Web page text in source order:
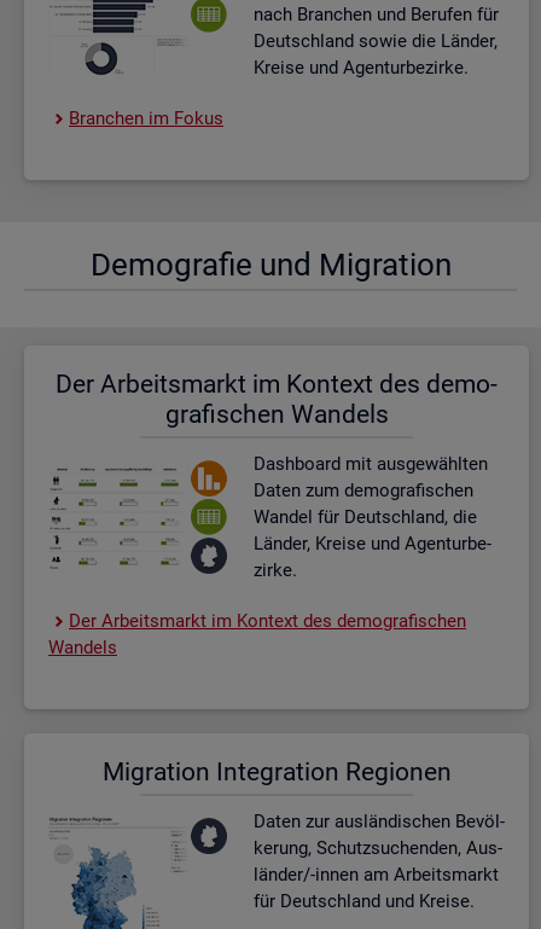
nach Bran­chen und Be­ru­fen für
Deutsch­land sowie die Län­der,
Krei­se und Agen­tur­be­zir­ke.
Bran­chen im Fokus
De­mo­gra­fie und Mi­gra­ti­on
Der Ar­beits­markt im Kon­text des de­mo­
gra­fi­schen Wan­dels
Dash­board mit aus­ge­wähl­ten
Daten zum de­mo­gra­fi­schen
Wan­del für Deutsch­land, die
Län­der, Krei­se und Agen­tur­be­
zir­ke.
Der Ar­beits­markt im Kon­text des de­mo­gra­fi­schen
Wan­dels
Mi­gra­ti­on In­te­gra­ti­on Re­gio­nen
Daten zur aus­län­di­schen Be­völ­
ke­rung, Schutz­su­chen­den, Aus­
län­der/-innen am Ar­beits­markt
für Deutsch­land und Krei­se.